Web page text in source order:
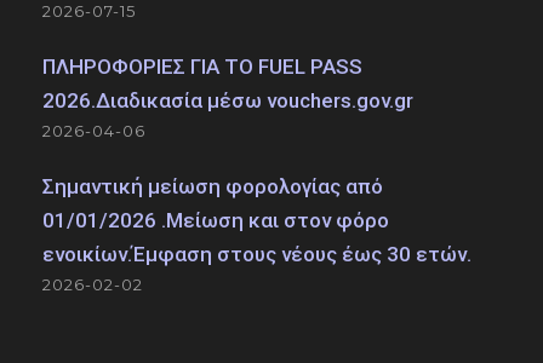
2026-07-15
ΠΛΗΡΟΦΟΡΙΕΣ ΓΙΑ ΤΟ FUEL PASS
2026.Διαδικασία μέσω vouchers.gov.gr
2026-04-06
Σημαντική μείωση φορολογίας από
01/01/2026 .Μείωση και στον φόρο
ενοικίων.Έμφαση στους νέους έως 30 ετών.
2026-02-02